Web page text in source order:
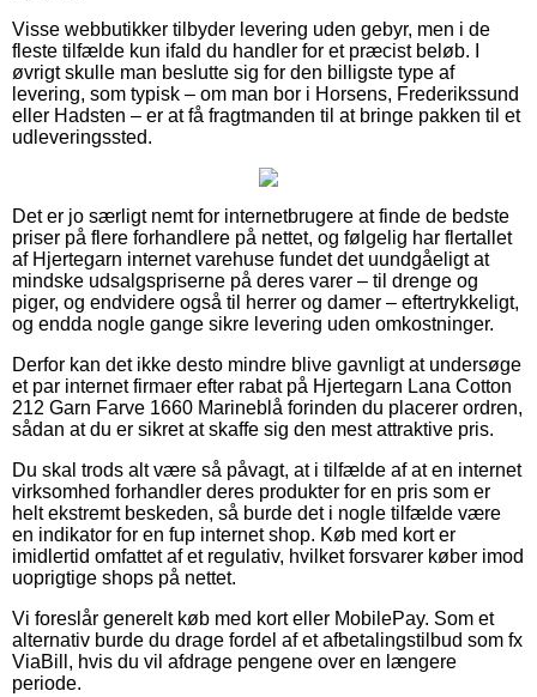
Visse webbutikker tilbyder levering uden gebyr, men i de
fleste tilfælde kun ifald du handler for et præcist beløb. I
øvrigt skulle man beslutte sig for den billigste type af
levering, som typisk – om man bor i Horsens, Frederikssund
eller Hadsten – er at få fragtmanden til at bringe pakken til et
udleveringssted.
Det er jo særligt nemt for internetbrugere at finde de bedste
priser på flere forhandlere på nettet, og følgelig har flertallet
af Hjertegarn internet varehuse fundet det uundgåeligt at
mindske udsalgspriserne på deres varer – til drenge og
piger, og endvidere også til herrer og damer – eftertrykkeligt,
og endda nogle gange sikre levering uden omkostninger.
Derfor kan det ikke desto mindre blive gavnligt at undersøge
et par internet firmaer efter rabat på Hjertegarn Lana Cotton
212 Garn Farve 1660 Marineblå forinden du placerer ordren,
sådan at du er sikret at skaffe sig den mest attraktive pris.
Du skal trods alt være så påvagt, at i tilfælde af at en internet
virksomhed forhandler deres produkter for en pris som er
helt ekstremt beskeden, så burde det i nogle tilfælde være
en indikator for en fup internet shop. Køb med kort er
imidlertid omfattet af et regulativ, hvilket forsvarer køber imod
uoprigtige shops på nettet.
Vi foreslår generelt køb med kort eller MobilePay. Som et
alternativ burde du drage fordel af et afbetalingstilbud som fx
ViaBill, hvis du vil afdrage pengene over en længere
periode.